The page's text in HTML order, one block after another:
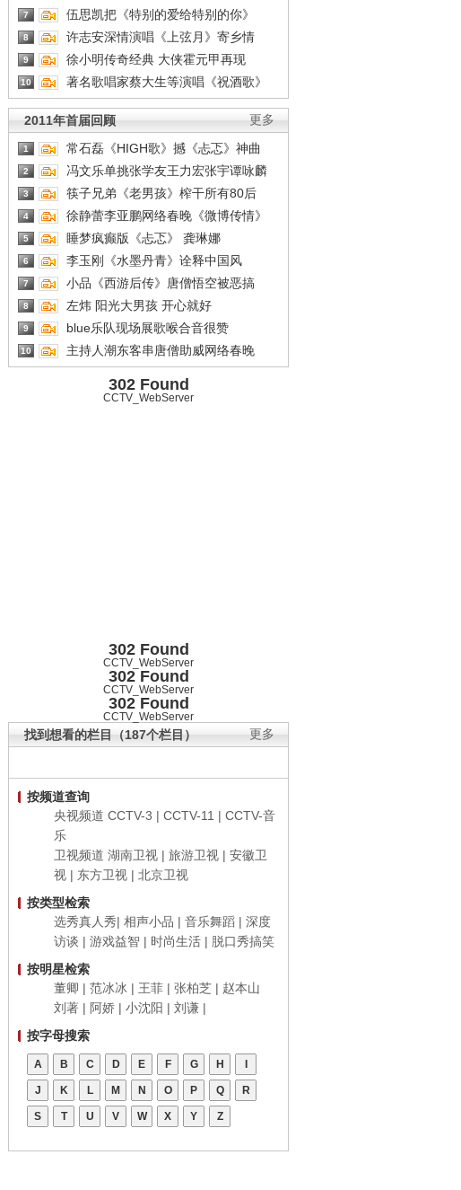
7 伍思凯把《特别的爱给特别的你》
8 许志安深情演唱《上弦月》寄乡情
9 徐小明传奇经典 大侠霍元甲再现
10 著名歌唱家蔡大生等演唱《祝酒歌》
更多
2011年首届回顾
1 常石磊《HIGH歌》撼《忐忑》神曲
2 冯文乐单挑张学友王力宏张宇谭咏麟
3 筷子兄弟《老男孩》榨干所有80后
4 徐静蕾李亚鹏网络春晚《微博传情》
5 睡梦疯癫版《忐忑》 龚琳娜
6 李玉刚《水墨丹青》诠释中国风
7 小品《西游后传》唐僧悟空被恶搞
8 左炜 阳光大男孩 开心就好
9 blue乐队现场展歌喉合音很赞
10 主持人潮东客串唐僧助威网络春晚
302 Found
CCTV_WebServer
302 Found
CCTV_WebServer
302 Found
CCTV_WebServer
302 Found
CCTV_WebServer
更多
找到想看的栏目（187个栏目）
按频道查询
央视频道 CCTV-3 | CCTV-11 | CCTV-音
乐
卫视频道 湖南卫视 | 旅游卫视 | 安徽卫
视 | 东方卫视 | 北京卫视
按类型检索
选秀真人秀| 相声小品 | 音乐舞蹈 | 深度
访谈 | 游戏益智 | 时尚生活 | 脱口秀搞笑
按明星检索
董卿 | 范冰冰 | 王菲 | 张柏芝 | 赵本山
刘著 | 阿娇 | 小沈阳 | 刘谦 |
按字母搜索
A B C D E F G H
J K L M N O P Q R
S T U V W X Y Z